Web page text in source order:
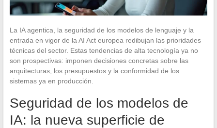
La IA agentica, la seguridad de los modelos de lenguaje y la
entrada en vigor de la AI Act europea redibujan las prioridades
técnicas del sector. Estas tendencias de alta tecnología ya no
son prospectivas: imponen decisiones concretas sobre las
arquitecturas, los presupuestos y la conformidad de los
sistemas ya en producción.
Seguridad de los modelos de
IA: la nueva superficie de